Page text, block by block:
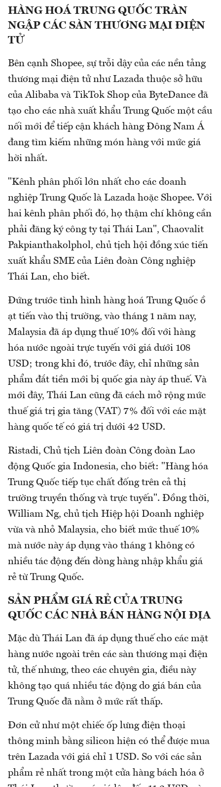
HÀNG HOÁ TRUNG QUỐC TRÀN
NGẬP CÁC SÀN THƯƠNG MẠI ĐIỆN
TỬ
Bên cạnh Shopee, sự trỗi dậy của các nền tảng
thương mại điện tử như Lazada thuộc sở hữu
của Alibaba và TikTok Shop của ByteDance đã
tạo cho các nhà xuất khẩu Trung Quốc một cầu
nối mới để tiếp cận khách hàng Đông Nam Á
đang tìm kiếm những món hàng với mức giá
hời nhất.
"Kênh phân phối lớn nhất cho các doanh
nghiệp Trung Quốc là Lazada hoặc Shopee. Với
hai kênh phân phối đó, họ thậm chí không cần
phải đăng ký công ty tại Thái Lan", Chaovalit
Pakpianthakolphol, chủ tịch hội đồng xúc tiến
xuất khẩu SME của Liên đoàn Công nghiệp
Thái Lan, cho biết.
Đứng trước tình hình hàng hoá Trung Quốc ồ
ạt tiến vào thị trường, vào tháng 1 năm nay,
Malaysia đã áp dụng thuế 10% đối với hàng
hóa nước ngoài trực tuyến với giá dưới 108
USD; trong khi đó, trước đây, chỉ những sản
phẩm đắt tiền mới bị quốc gia này áp thuế. Và
mới đây, Thái Lan cũng đã cách mở rộng mức
thuế giá trị gia tăng (VAT) 7% đối với các mặt
hàng quốc tế có giá trị dưới 42 USD.
Ristadi, Chủ tịch Liên đoàn Công đoàn Lao
động Quốc gia Indonesia, cho biết: "Hàng hóa
Trung Quốc tiếp tục chất đống trên cả thị
trường truyền thống và trực tuyến". Đồng thời,
William Ng, chủ tịch Hiệp hội Doanh nghiệp
vừa và nhỏ Malaysia, cho biết mức thuế 10%
mà nước này áp dụng vào tháng 1 không có
nhiều tác động đến dòng hàng nhập khẩu giá
rẻ từ Trung Quốc.
SẢN PHẨM GIÁ RẺ CỦA TRUNG
QUỐC CÁC NHÀ BÁN HÀNG NỘI ĐỊA
Mặc dù Thái Lan đã áp dụng thuế cho các mặt
hàng nước ngoài trên các sàn thương mại điện
tử, thế nhưng, theo các chuyên gia, điều này
không tạo quá nhiều tác động do giá bán của
Trung Quốc đã nằm ở mức rất thấp.
Đơn cử như một chiếc ốp lưng điện thoại
thông minh bằng silicon hiện có thể được mua
trên Lazada với giá chỉ 1 USD. So với các sản
phẩm rẻ nhất trong một cửa hàng bách hóa ở